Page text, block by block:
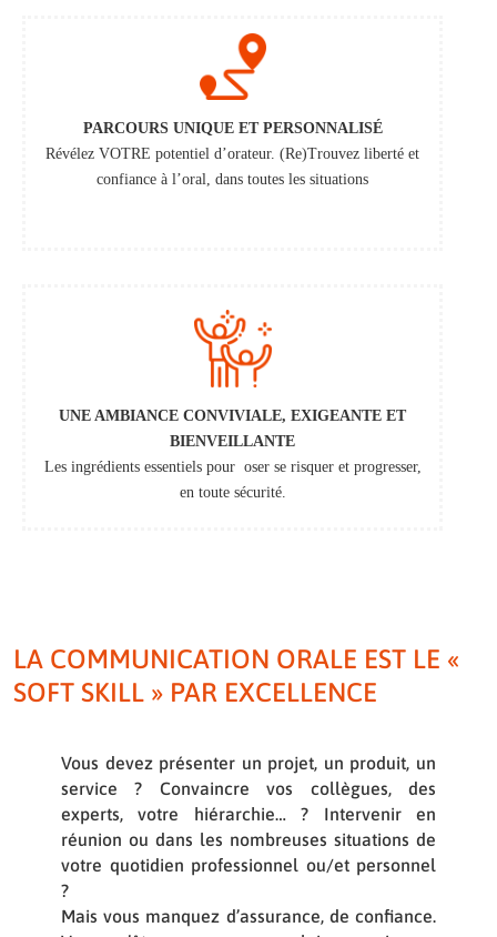
PARCOURS UNIQUE ET PERSONNALISÉ
Révélez VOTRE potentiel d’orateur. (Re)Trouvez liberté et
confiance à l’oral, dans toutes les situations
UNE AMBIANCE CONVIVIALE, EXIGEANTE ET
BIENVEILLANTE
Les ingrédients essentiels pour oser se risquer et progresser,
en toute sécurité.
LA COMMUNICATION ORALE EST LE «
SOFT SKILL » PAR EXCELLENCE
Vous devez présenter un projet, un produit, un
service ? Convaincre vos collègues, des
experts, votre hiérarchie… ? Intervenir en
réunion ou dans les nombreuses situations de
votre quotidien professionnel ou/et personnel
?
Mais vous manquez d’assurance, de confiance.